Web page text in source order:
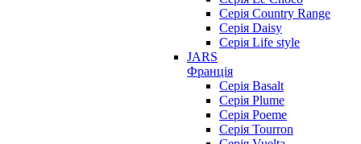
Серія Country Range
Серія Daisy
Серія Life style
JARS
Франція
Серія Basalt
Серія Plume
Серія Poeme
Серія Tourron